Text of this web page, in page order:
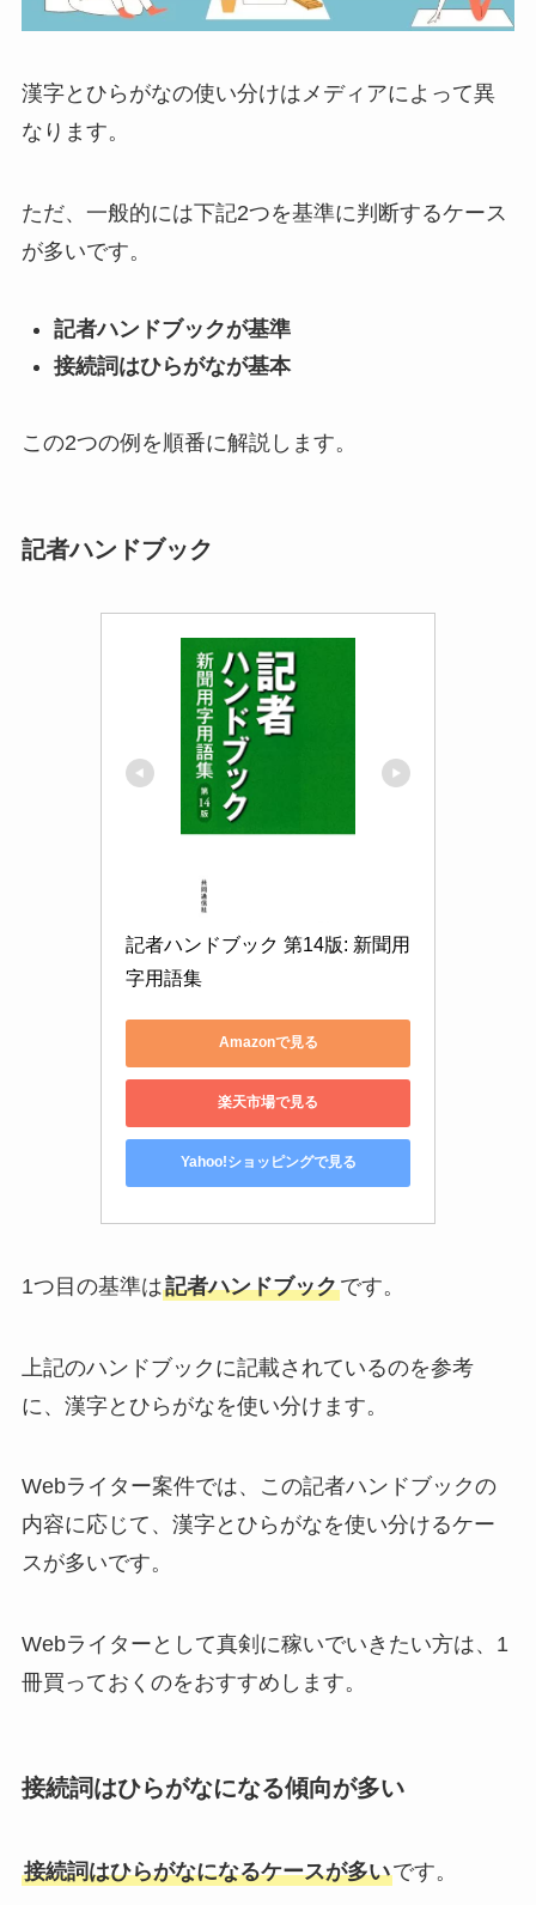
漢字とひらがなの使い分けはメディアによって異
なります。
ただ、一般的には下記2つを基準に判断するケース
が多いです。
記者ハンドブックが基準
接続詞はひらがなが基本
この2つの例を順番に解説します。
記者ハンドブック
記者ハンドブック 第14版: 新聞用
字用語集
Amazonで見る
楽天市場で見る
Yahoo!ショッピングで見る
1つ目の基準は記者ハンドブックです。
上記のハンドブックに記載されているのを参考
に、漢字とひらがなを使い分けます。
Webライター案件では、この記者ハンドブックの
内容に応じて、漢字とひらがなを使い分けるケー
スが多いです。
Webライターとして真剣に稼いでいきたい方は、1
冊買っておくのをおすすめします。
接続詞はひらがなになる傾向が多い
接続詞はひらがなになるケースが多いです。